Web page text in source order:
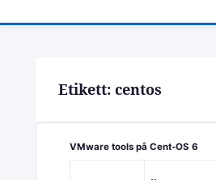
Etikett: centos
VMware tools på Cent-OS 6